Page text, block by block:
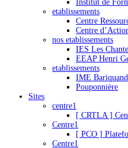
Institut de
etablissements
Centre
Centre
nos etablissements
IES Les
EEAP Henri
etablissements
IME
Pouponnière
Sites
centre1
[ CRTLA ]
Centre1
[ PCO ]
Centre1